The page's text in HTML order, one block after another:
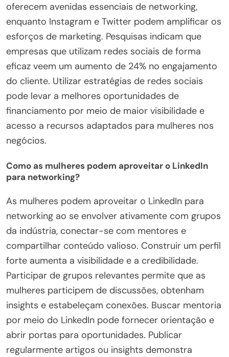
oferecem avenidas essenciais de networking,
enquanto Instagram e Twitter podem amplificar os
esforços de marketing. Pesquisas indicam que
empresas que utilizam redes sociais de forma
eficaz veem um aumento de 24% no engajamento
do cliente. Utilizar estratégias de redes sociais
pode levar a melhores oportunidades de
financiamento por meio de maior visibilidade e
acesso a recursos adaptados para mulheres nos
negócios.
Como as mulheres podem aproveitar o LinkedIn
para networking?
As mulheres podem aproveitar o LinkedIn para
networking ao se envolver ativamente com grupos
da indústria, conectar-se com mentores e
compartilhar conteúdo valioso. Construir um perfil
forte aumenta a visibilidade e a credibilidade.
Participar de grupos relevantes permite que as
mulheres participem de discussões, obtenham
insights e estabeleçam conexões. Buscar mentoria
por meio do LinkedIn pode fornecer orientação e
abrir portas para oportunidades. Publicar
regularmente artigos ou insights demonstra